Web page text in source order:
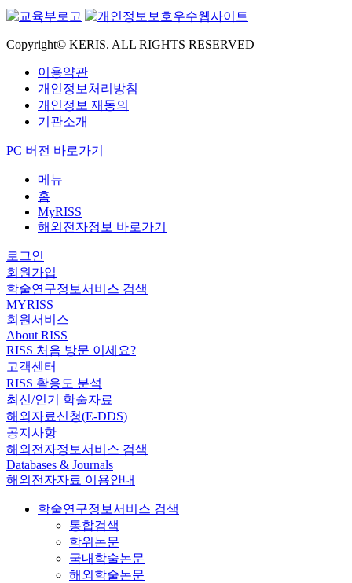
Copyright© KERIS. ALL RIGHTS RESERVED
이용약관
개인정보처리방침
개인정보 재동의
기관소개
PC 버전 바로가기
메뉴
홈
MyRISS
해외전자정보 바로가기
로그인
회원가입
학술연구정보서비스 검색
MYRISS
회원서비스
About RISS
RISS 처음 방문 이세요?
고객센터
RISS 활용도 분석
최신/인기 학술자료
해외자료신청(E-DDS)
공지사항
해외전자정보서비스 검색
Databases & Journals
해외전자자료 이용안내
학술연구정보서비스 검색
통합검색
학위논문
국내학술논문
해외학술논문